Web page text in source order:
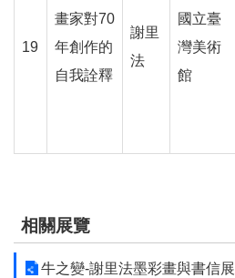
料
19
畫家對70
年創作的
自我詮釋
謝里
法
國立臺
灣美術
館
相關展覽
牛之變-謝里法墨彩畫與書信展